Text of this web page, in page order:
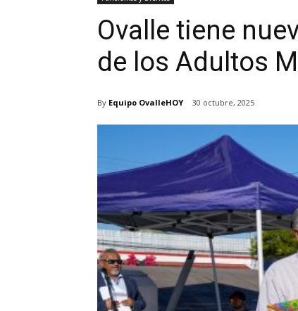
Ovalle tiene
de los Adultos
By Equipo OvalleHOY 30 octubre, 2025